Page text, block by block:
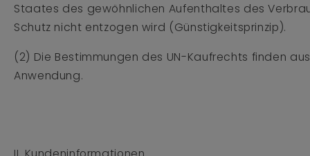
Staates des gewöhnlichen Aufenthaltes des
Schutz nicht entzogen wird (Günstigkeitsprinzip).
(2) Die Bestimmungen des UN-Kaufrechts finden
Anwendung.